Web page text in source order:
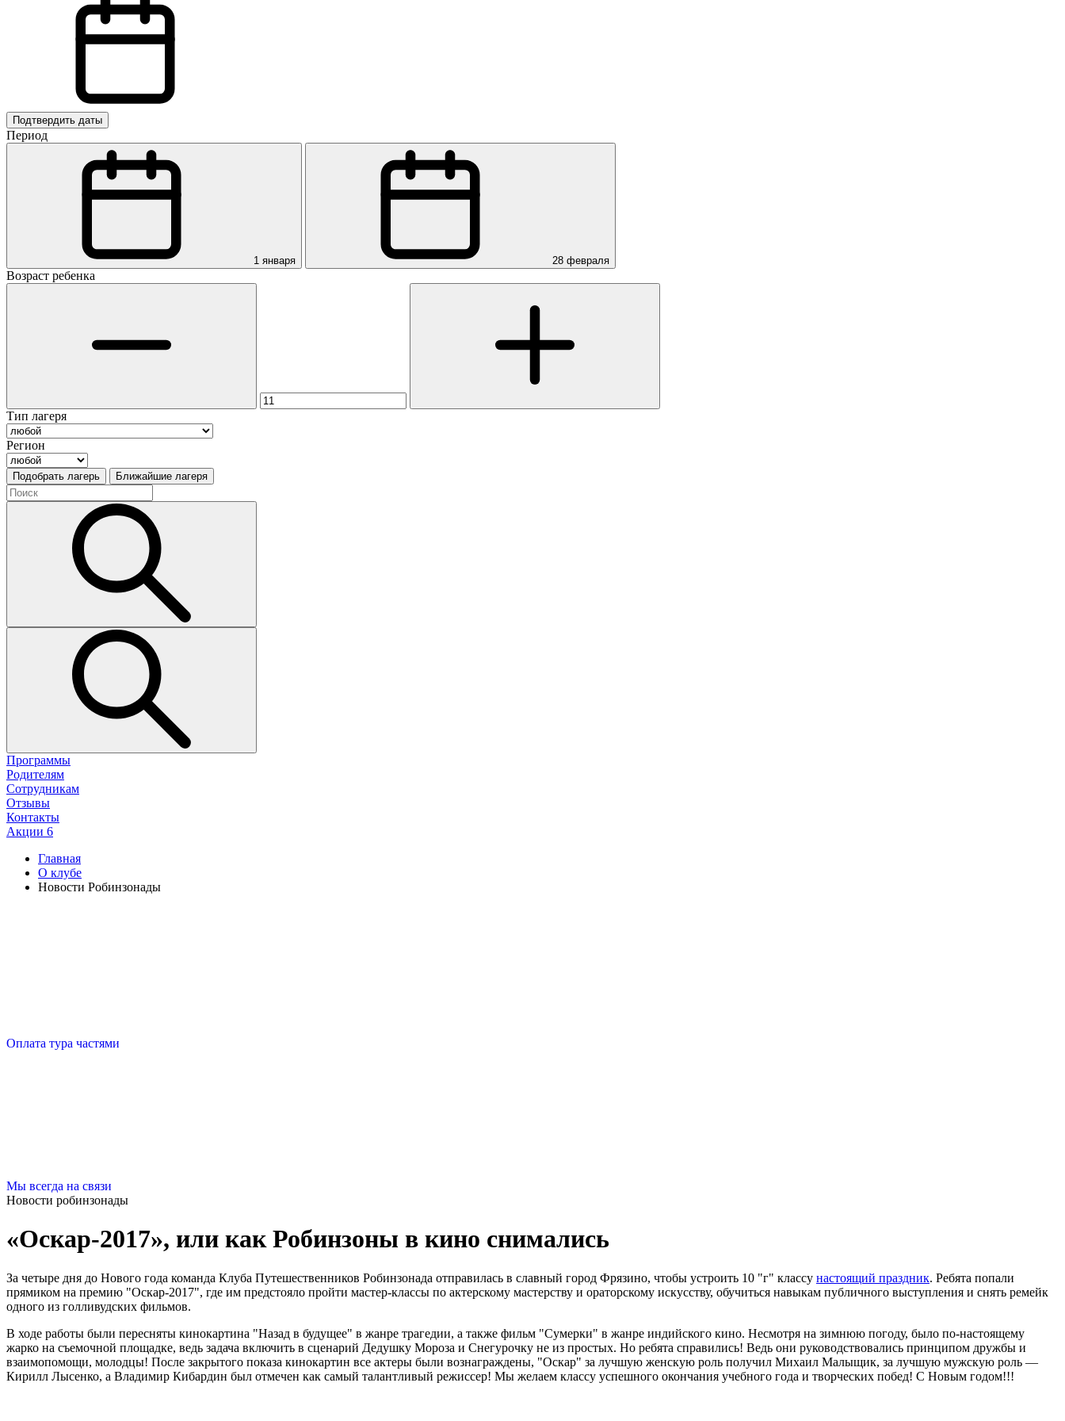
Подтвердить даты
Период
1 января 28 февраля
Возраст ребенка
Тип лагеря
Регион
Подобрать лагерь Ближайшие лагеря
Программы
Родителям
Сотрудникам
Отзывы
Контакты
Акции 6
Главная
О клубе
Новости Робинзонады
Оплата тура частями
Мы всегда на связи
Новости робинзонады
«Оскар-2017», или как Робинзоны в кино снимались
За четыре дня до Нового года команда Клуба Путешественников Робинзонада отправилась в славный город Фрязино, чтобы устроить 10 "г" классу настоящий праздник. Ребята попали
прямиком на премию "Оскар-2017", где им предстояло пройти мастер-классы по актерскому мастерству и ораторскому искусству, обучиться навыкам публичного выступления и снять ремейк
одного из голливудских фильмов.
В ходе работы были пересняты кинокартина "Назад в будущее" в жанре трагедии, а также фильм "Сумерки" в жанре индийского кино. Несмотря на зимнюю погоду, было по-настоящему
жарко на съемочной площадке, ведь задача включить в сценарий Дедушку Мороза и Снегурочку не из простых. Но ребята справились! Ведь они руководствовались принципом дружбы и
взаимопомощи, молодцы! После закрытого показа кинокартин все актеры были вознаграждены, "Оскар" за лучшую женскую роль получил Михаил Малыщик, за лучшую мужскую роль —
Кирилл Лысенко, а Владимир Кибардин был отмечен как самый талантливый режиссер! Мы желаем классу успешного окончания учебного года и творческих побед! С Новым годом!!!